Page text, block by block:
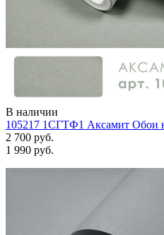
В наличии
105217 1СГТФ1 Аксамит Обои
2 700 руб.
1 990 руб.